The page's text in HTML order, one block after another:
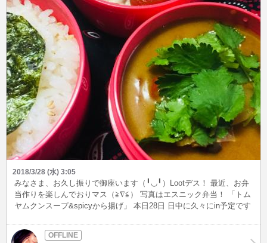
2018/3/28 (水) 3:05
みなさま、お久し振りで御座います（╹◡╹）Lootデス！ 最近、お弁
当作りを楽しんでおりマス（≧∇≦） 写真はエスニック弁当！ 「トム
ヤムクンスープ&spicyから揚げ」 本日28日 日中に久々にin予定です